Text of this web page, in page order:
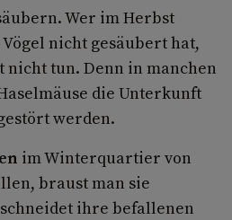
Wer im Herbst
nicht gesäubert hat,
nicht tun. Denn in manchen
die Unterkunft
werden.
im Winterquartier von
braust man sie
ihre befallenen